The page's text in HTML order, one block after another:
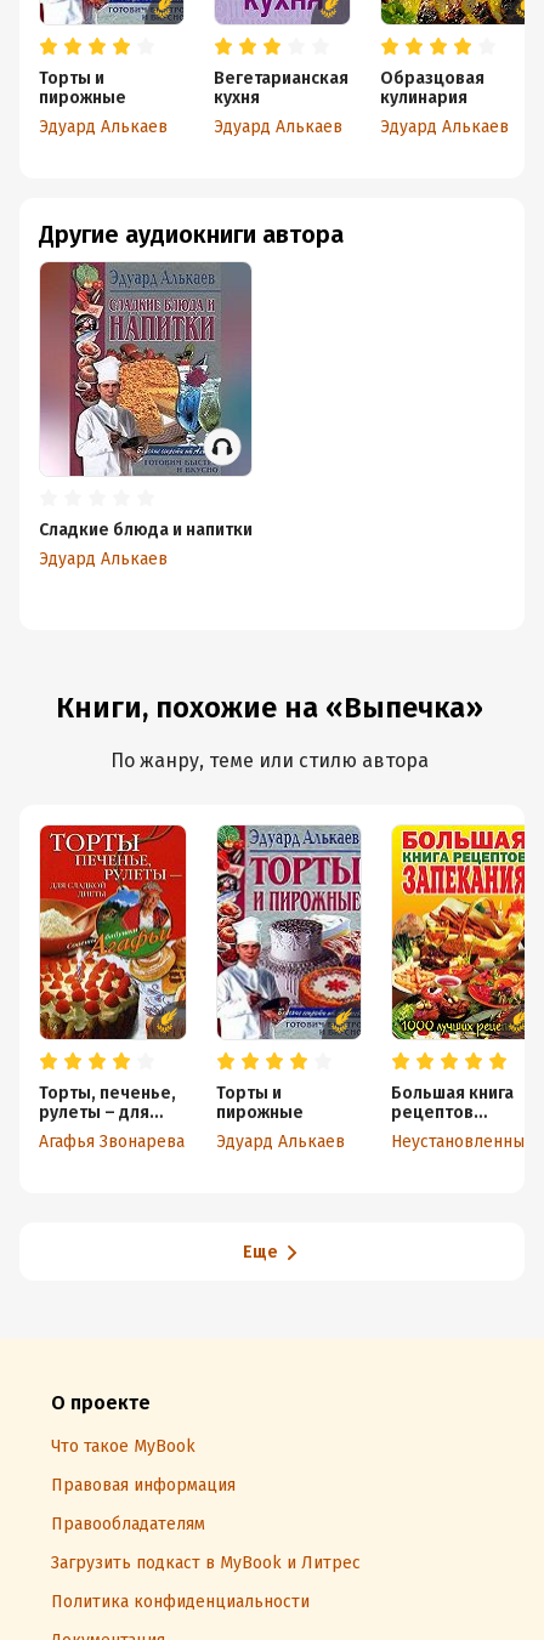
Торты и
пирожные
Эдуард Алькаев
Вегетарианская
кухня
Эдуард Алькаев
Образцовая
кулинария
Эдуард Алькаев
Другие аудиокниги автора
Сладкие блюда и напитки
Эдуард Алькаев
Книги, похожие на «Выпечка»
По жанру, теме или стилю автора
Торты, печенье,
рулеты – для
сладкой диеты
Агафья Звонарева
Торты и
пирожные
Эдуард Алькаев
Большая книга
рецептов
запекания
Еще
О проекте
Что такое MyBook
Правовая информация
Правообладателям
Загрузить подкаст в MyBook и Литрес
Политика конфиденциальности